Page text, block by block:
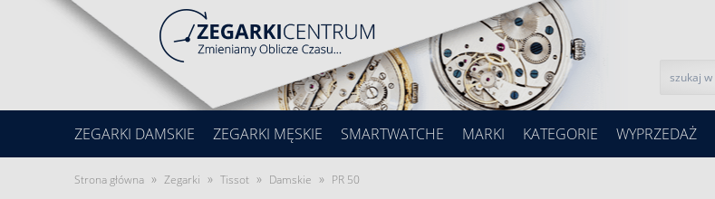
ZEGARKI DAMSKIE ZEGARKI MĘSKIE SMARTWATCHE MARKI KATEGORIE WYPRZEDAŻ
Strona główna » Zegarki » Tissot » Damskie » PR 50